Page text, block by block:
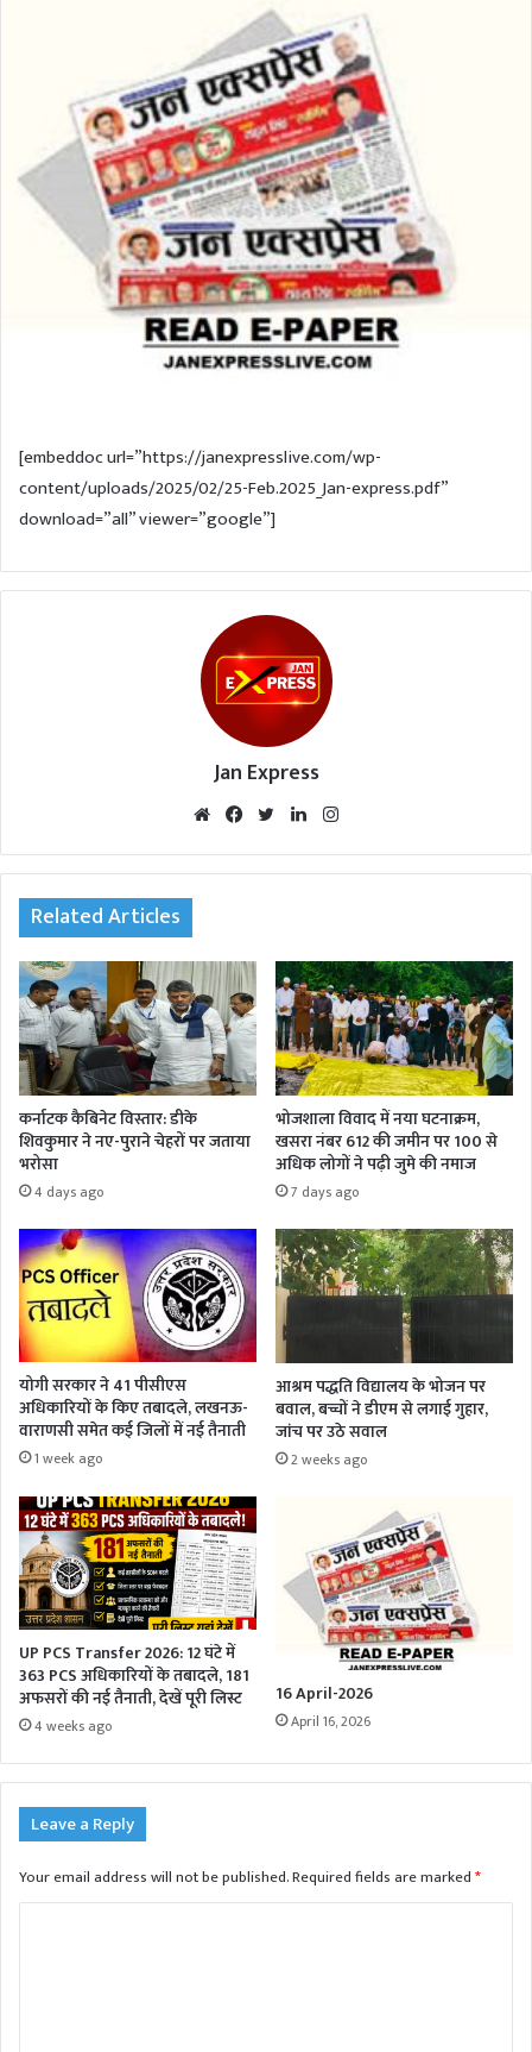
o
n
T
w
i
t
t
e
r
e
m
a
i
l
[embeddoc url=”https://janexpresslive.com/wp-
content/uploads/2025/02/25-Feb.2025_Jan-express.pdf”
download=”all” viewer=”google”]
Jan Express
We
te
Fac
oo
Twi
r
Lin
In am
Related Articles
कर्नाटक कैबिनेट विस्तार: डीके
शिवकुमार ने नए-पुराने चेहरों पर जताया
भरोसा
4 days ago
भोजशाला विवाद में नया घटनाक्रम,
खसरा नंबर 612 की जमीन पर 100 से
अधिक लोगों ने पढ़ी जुमे की नमाज
7 days ago
योगी सरकार ने 41 पीसीएस
अधिकारियों के किए तबादले, लखनऊ-
वाराणसी समेत कई जिलों में नई तैनाती
1 week ago
आश्रम पद्धति विद्यालय के भोजन पर
बवाल, बच्चों ने डीएम से लगाई गुहार,
जांच पर उठे सवाल
2 weeks ago
UP PCS Transfer 2026: 12 घंटे में
363 PCS अधिकारियों के तबादले, 181
अफसरों की नई तैनाती, देखें पूरी लिस्ट
4 weeks ago
16 April-2026
April 16, 2026
Leave a Reply
Your email address will not be published.Required fields are marked*